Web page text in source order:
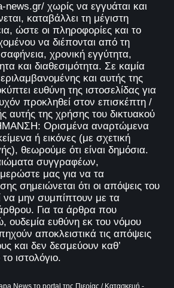
χωρίς να εγγυάται και
καταβάλλει τη μέγιστη
ώστε οι πληροφορίες και το
να διέπονται από τη
χρονική εγγύτητα,
και διαθεσιμότητα. Σε καμία
και αυτής της
ευθύνη της ιστοσελίδας για
προκληθεί στον επισκέπτη /
αυτής της χρήσης του δικτυακού
Ορισμένα αναρτώμενα
ή εικόνες (με σχετική
θεωρούμε ότι είναι δημόσια.
συγγραφέων,
μας για να τα
σημειώνεται ότι οι απόψεις του
να μην συμπίπτουν με τα
Για τα άρθρα που
ουδεμία ευθύνη εκ του νόμου
αποκλειστικά τις απόψεις
και δεν δεσμεύουν καθ’
ιστολόγιο.